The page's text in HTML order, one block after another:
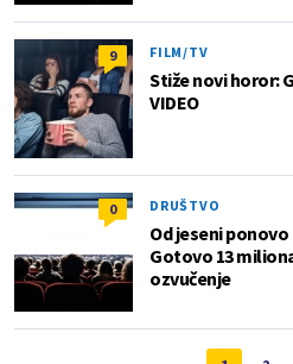
9 FILM/TV
Stiže novi horor:
VIDEO
0 DRUŠTVO
Od jeseni
Gotovo 13
ozvučenje